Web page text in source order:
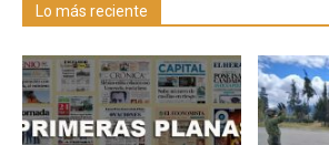
Lo más reciente